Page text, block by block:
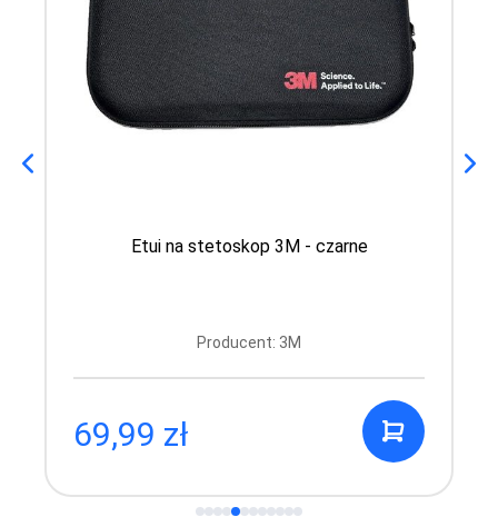
Etui na stetoskop 3M - czarne
Producent: 3M
69,99 zł